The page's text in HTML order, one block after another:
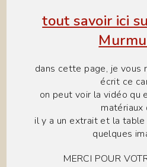
tout savoir ici
dans cette page, je vous
écrit ce
on peut voir la vidéo qu
matériaux
il y a un extrait et la
quelques
MERCI POUR